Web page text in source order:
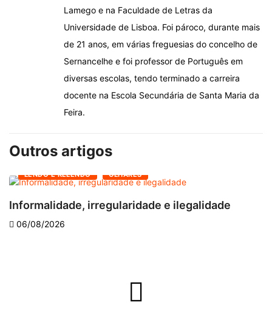
Lamego e na Faculdade de Letras da
Universidade de Lisboa. Foi pároco, durante mais
de 21 anos, em várias freguesias do concelho de
Sernancelhe e foi professor de Português em
diversas escolas, tendo terminado a carreira
docente na Escola Secundária de Santa Maria da
Feira.
Outros artigos
LENDO E RELENDO OLHARES
Informalidade, irregularidade e ilegalidade
06/08/2026